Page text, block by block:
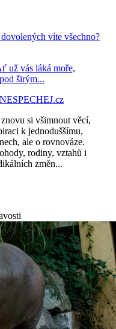
víte všechno?
už vás láká moře,
širým...
NESPECHEJ.cz
si všimnout věcí,
k jednoduššímu,
ale o rovnováze.
rodiny, vztahů i
změn...